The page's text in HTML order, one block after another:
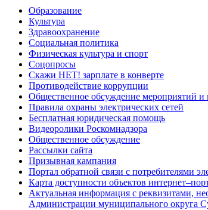
Образование
Культура
Здравоохранение
Социальная политика
Физическая культура и спорт
Соцопросы
Скажи НЕТ! зарплате в конверте
Противодействие коррупции
Общественное обсуждение мероприятий и
Правила охраны электрических сетей
Бесплатная юридическая помощь
Видеоролики Роскомнадзора
Общественное обсуждение
Рассылки сайта
Призывная кампания
Портал обратной связи с потребителями
Карта доступности объектов
Актуальная информация с реквизитами,
Администрации муниципального округа